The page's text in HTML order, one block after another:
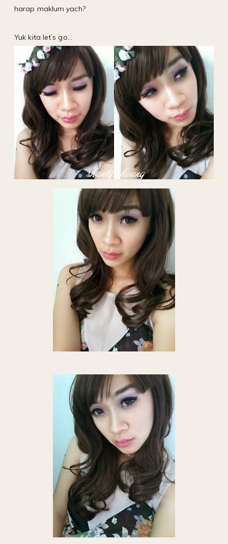
harap maklum yach?
Yuk kita let’s go...